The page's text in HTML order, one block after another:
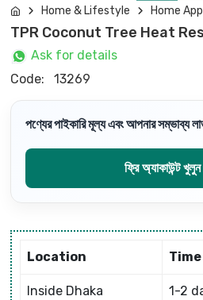
Home & Lifestyle Home
TPR Coconut Tree Heat
Ask for details
Code:
13269
পণ্যের পাইকারি মূল্য এবং আপনার সম্ভাব্য
ফ্রি অ্যাকাউন্ট খুলুন
Location Time
Inside Dhaka 1-2